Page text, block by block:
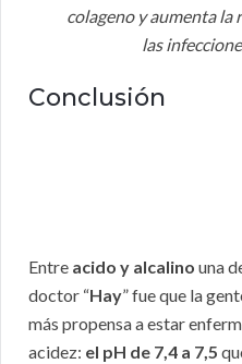
colageno y aumenta la
las
Conclusión
Entre acido y alcalino una
doctor “Hay” fue que la
más propensa a estar
acidez: el pH de 7,4 a 7,5